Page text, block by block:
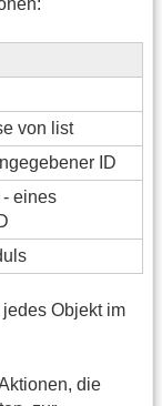
von list
ID
eines
Objekt im
die